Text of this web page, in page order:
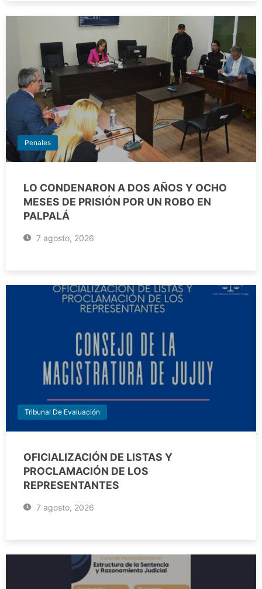
Penales
LO CONDENARON A DOS AÑOS Y OCHO
MESES DE PRISIÓN POR UN ROBO EN
PALPALÁ
7 agosto, 2026
Tribunal De Evaluación
OFICIALIZACIÓN DE LISTAS Y
PROCLAMACIÓN DE LOS
REPRESENTANTES
7 agosto, 2026